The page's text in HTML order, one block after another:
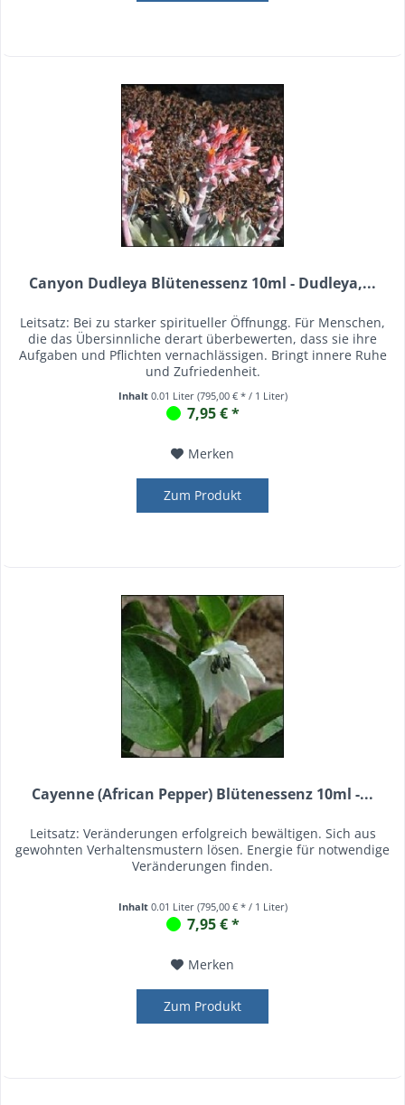
Canyon Dudleya Blütenessenz 10ml - Dudleya,...
Leitsatz: Bei zu starker spiritueller Öffnungg. Für Menschen,
die das Übersinnliche derart überbewerten, dass sie ihre
Aufgaben und Pflichten vernachlässigen. Bringt innere Ruhe
und Zufriedenheit.
Inhalt 0.01 Liter (795,00 € * / 1 Liter)
7,95 € *
Merken
Zum Produkt
Cayenne (African Pepper) Blütenessenz 10ml -...
Leitsatz: Veränderungen erfolgreich bewältigen. Sich aus
gewohnten Verhaltensmustern lösen. Energie für notwendige
Veränderungen finden.
Inhalt 0.01 Liter (795,00 € * / 1 Liter)
7,95 € *
Merken
Zum Produkt